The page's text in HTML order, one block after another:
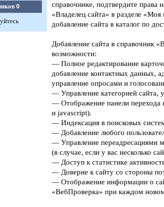
0
справочнике, подтвердите права
«Владелец сайта» в разделе
добавление сайта в каталог по
Добавление сайта в справочник
возможности:
— Полное редактирование
добавление контактных данных,
управление опросами и
— Управление категорией сайта,
— Отображение панели перехода
и javascript).
— Индексация в поисковых
— Добавление любого
— Управление переадресациями
(в случае, если у вас несколько
— Доступ к статистике
— Доверие к сайту со стороны
— Отображение информации о
«ВебПроверка» при каждом